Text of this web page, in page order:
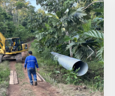
Next